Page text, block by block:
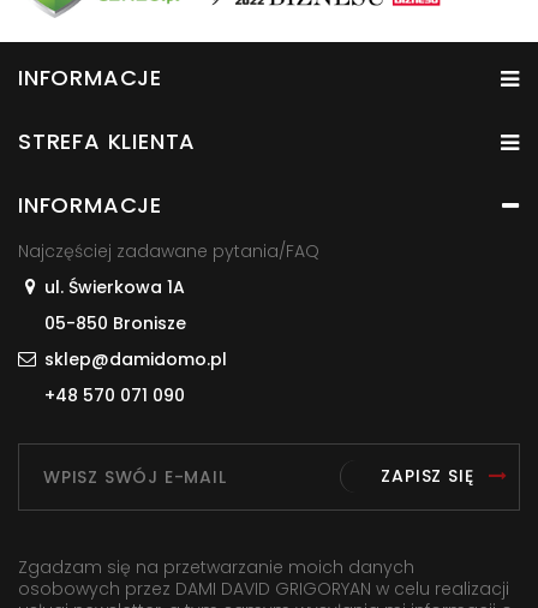
INFORMACJE
STREFA KLIENTA
INFORMACJE
Najczęściej zadawane pytania/FAQ
ul. Świerkowa 1A
05-850 Bronisze
sklep@damidomo.pl
+48 570 071 090
ZAPISZ SIĘ
Zgadzam się na przetwarzanie moich danych
osobowych przez DAMI DAVID GRIGORYAN w celu realizacji